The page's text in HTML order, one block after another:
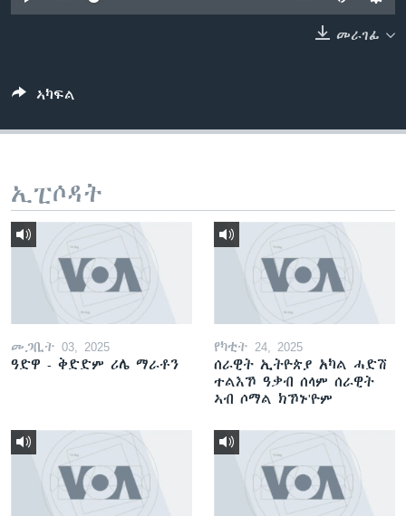
ቂሔ ጽልሚ
መራገፊ
ኣካፍል
ኢፒሶዳት
መጋቢት 03, 2025
ዓድዋ - ቅድድም ሪሌ ማራቶን
የካቲት 24, 2025
ሰራዊት ኢትዮጵያ አካል ሓድሽ
ተልእኾ ዓቃብ ሰላም ሰራዊት
ኣብ ሶማል ክኾኑ'ዮም